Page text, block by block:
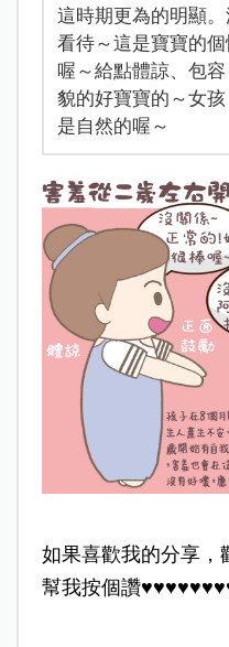
這時期更為的明顯
看待～這是寶寶的
喔～給點體諒、包
貌的好寶寶的～女
是自然的喔～
如果喜歡我的分享，
幫我按個讚